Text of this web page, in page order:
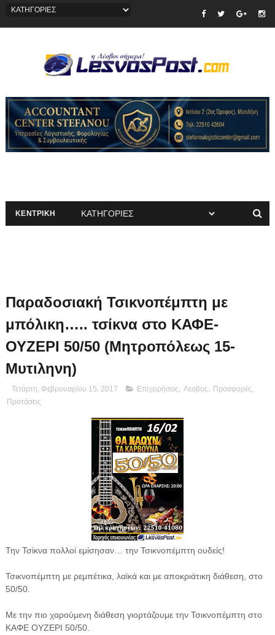
ΚΕΝΤΡΙΚΗ
Παραδοσιακή Τσικνοπέμπτη με
μπόλικη….. τσίκνα στο ΚΑΦΕ-
ΟΥΖΕΡΙ 50/50 (Μητροπόλεως 15-
Μυτιληνη)
Τετάρτη, Φεβρουαρίου 15, 2017 Επιχειρήσεις Λεσβος Προσφορές
Προτάσεις
Την Τσίκνα πολλοί εμίσησαν… την Τσικνοπέμπτη ουδείς!
Τσικνοπέμπτη με ρεμπέτικα, λαϊκά και με αποκριάτικη διάθεση, στο
50/50.
Με την πιο χαρούμενη διάθεση γιορτάζουμε την Τσικνοπέμπτη στο
ΚΑΦΕ ΟΥΖΕΡΙ 50/50.